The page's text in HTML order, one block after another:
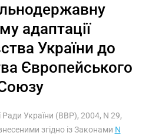
адаптації
України до
Європейського
Ради України (ВВР), 2004, N 29,
згідно із Законами N